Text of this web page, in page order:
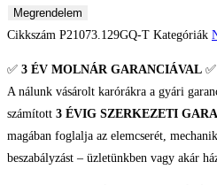
Pierre
Ricaud
karóra
Megrendelem
Cikkszám P21073.129GQ-T Kategóriák
✅ 3 ÉV MOLNÁR GARANCIÁVAL ✅
A nálunk vásárolt karórákra a gyári
számított 3 ÉVIG SZERKEZETI
magában foglalja az elemcserét,
beszabályzást – üzletünkben vagy akár